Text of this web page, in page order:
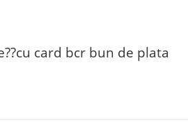
card bcr bun de plata